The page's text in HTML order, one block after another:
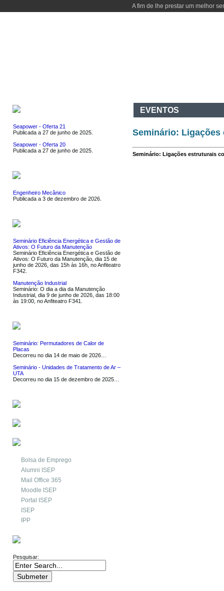
A fim de lhe prestar um melhor
Seapower - Oferta 21
Publicada a 27 de junho de 2025.
Seapower - Oferta 20
Publicada a 27 de junho de 2025.
Engenheiro Mecânico
Publicada a 3 de dezembro de 2026.
Seminário Eficiência Energética e Gestão de
Ativos: O Futuro da Manutenção
Seminário Eficiência Energética e Gestão de
Ativos: O Futuro da Manutenção, dia 15 de
junho de 2026, das 15h às 16h, no Anfiteatro
F342.
Manutenção Industrial
Seminário: O dia a dia da Manutenção
Industrial, dia 9 de junho de 2026, das 18:00
às 19:00, no Anfiteatro F341.
Seminário: Permutadores de Calor de
Placas
Decorreu no dia 14 de maio de 2026…
Seminário - Unidades de Tratamento de Ar –
UTA
Decorreu no dia 15 de dezembro de 2025…
Bolsa de Emprego
Alumni ISEP
Mail Office 365
Moodle ISEP
Portal ISEP
ISEP
IPP
Pesquisar:
EVENTOS
Seminário:
Seminário: Ligações estruturais